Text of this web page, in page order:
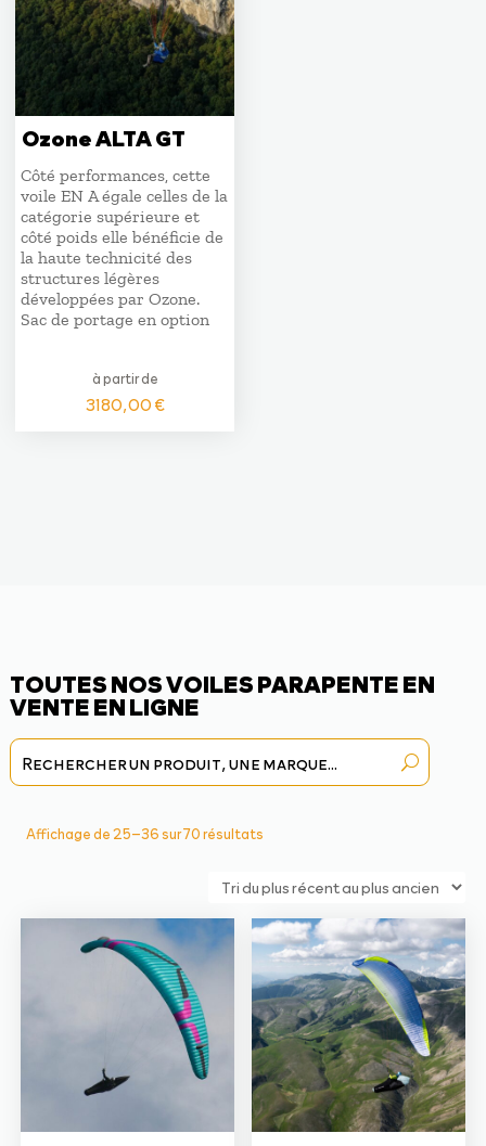
Ozone ALTA GT
Côté performances, cette
voile EN A égale celles de la
catégorie supérieure et
côté poids elle bénéficie de
la haute technicité des
structures légères
développées par Ozone.
Sac de portage en option
à partir de
3180,00€
TOUTES NOS VOILES PARAPENTE EN
VENTE EN LIGNE
Affichage de 25–36 sur 70 résultatsTrié
récent
plus
ancien